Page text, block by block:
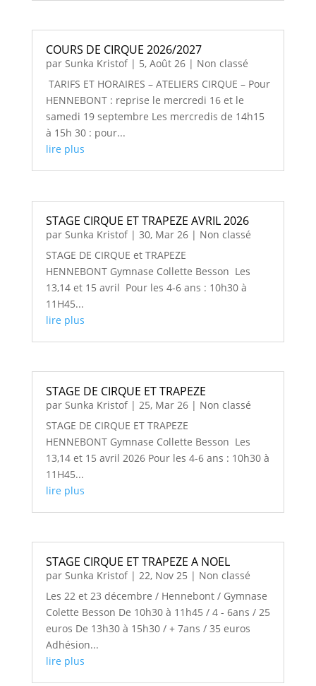
COURS DE CIRQUE 2026/2027
par Sunka Kristof| 5, Août 26| Non classé
TARIFS ET HORAIRES – ATELIERS CIRQUE – Pour
HENNEBONT : reprise le mercredi 16 et le
samedi 19 septembre Les mercredis de 14h15
à 15h 30 : pour...
lire plus
STAGE CIRQUE ET TRAPEZE AVRIL 2026
par Sunka Kristof| 30, Mar 26| Non classé
STAGE DE CIRQUE et TRAPEZE
HENNEBONT Gymnase Collette Besson Les
13,14 et 15 avril Pour les 4-6 ans : 10h30 à
11H45...
lire plus
STAGE DE CIRQUE ET TRAPEZE
par Sunka Kristof| 25, Mar 26| Non classé
STAGE DE CIRQUE ET TRAPEZE
HENNEBONT Gymnase Collette Besson Les
13,14 et 15 avril 2026 Pour les 4-6 ans : 10h30 à
11H45...
lire plus
STAGE CIRQUE ET TRAPEZE A NOEL
par Sunka Kristof| 22, Nov 25 | Non classé
Les 22 et 23 décembre / Hennebont / Gymnase
Colette Besson De 10h30 à 11h45 / 4 - 6ans / 25
euros De 13h30 à 15h30 / + 7ans / 35 euros
Adhésion...
lire plus